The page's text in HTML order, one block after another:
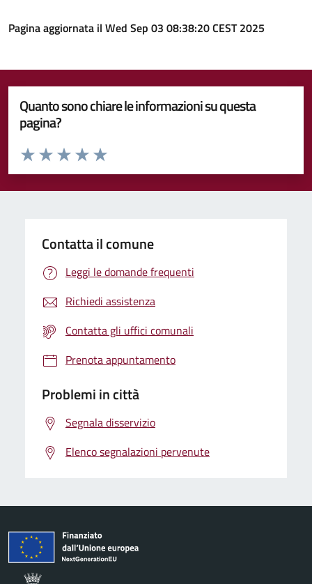
Pagina aggiornata il Wed Sep 03 08:38:20 CEST 2025
Quanto sono chiare le informazioni su questa
pagina?
Valuta da 1 a 5 stelle la pagina
Valuta 5 stelle su 5
Valuta 4 stelle su 5
Valuta 3 stelle su 5
Valuta 2 stelle su 5
Valuta 1 stelle su 5
Contatta il comune
Leggi le domande frequenti
Richiedi assistenza
Contatta gli uffici comunali
Prenota appuntamento
Problemi in città
Segnala disservizio
Elenco segnalazioni pervenute